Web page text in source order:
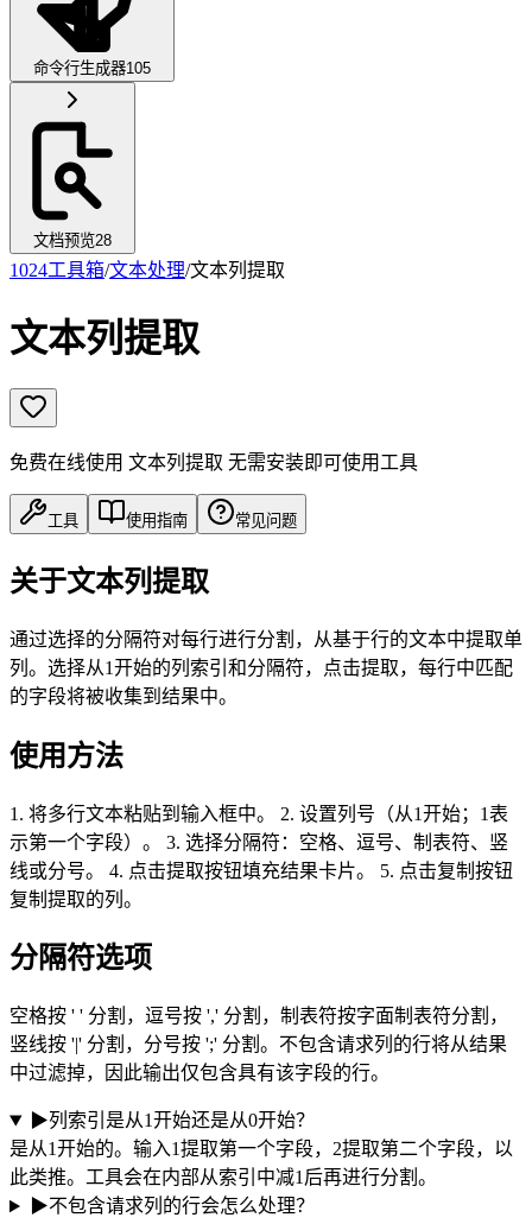
命令行生成器105
文档预览28
1024工具箱/文本处理/文本列提取
文本列提取
免费在线使用 文本列提取 无需安装即可使用工具
工具 使用指南 常见问题
关于文本列提取
通过选择的分隔符对每行进行分割，从基于行的文本中提取单
列。选择从1开始的列索引和分隔符，点击提取，每行中匹配
的字段将被收集到结果中。
使用方法
1. 将多行文本粘贴到输入框中。 2. 设置列号（从1开始；1表
示第一个字段）。 3. 选择分隔符：空格、逗号、制表符、竖
线或分号。 4. 点击提取按钮填充结果卡片。 5. 点击复制按钮
复制提取的列。
分隔符选项
空格按 ' ' 分割，逗号按 ',' 分割，制表符按字面制表符分割，
竖线按 '|' 分割，分号按 ';' 分割。不包含请求列的行将从结果
中过滤掉，因此输出仅包含具有该字段的行。
▶列索引是从1开始还是从0开始？
是从1开始的。输入1提取第一个字段，2提取第二个字段，以
此类推。工具会在内部从索引中减1后再进行分割。
▶不包含请求列的行会怎么处理？